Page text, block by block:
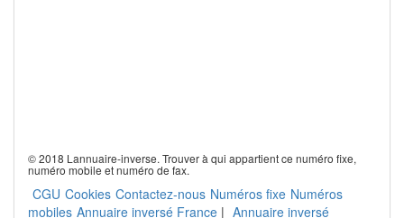
© 2018 Lannuaire-inverse. Trouver à qui appartient ce numéro fixe,
numéro mobile et numéro de fax.
CGU Cookies Contactez-nous Numéros fixe Numéros
mobiles Annuaire inversé France | Annuaire inversé